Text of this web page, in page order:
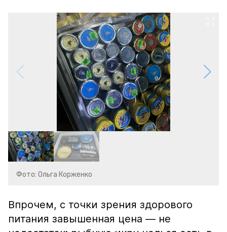
Фото: Ольга Корженко
Впрочем, с точки зрения здорового
питания завышенная цена — не